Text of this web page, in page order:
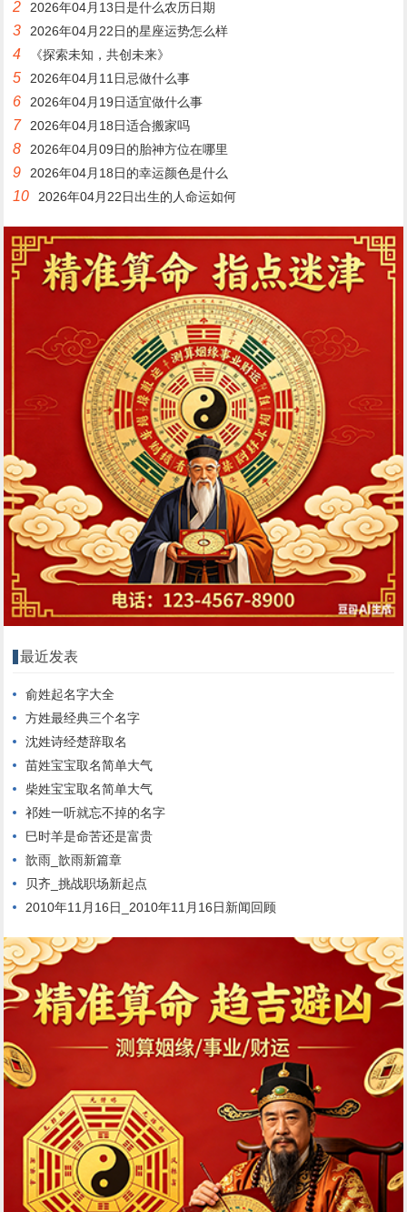
2 2026年04月13日是什么农历日期
3 2026年04月22日的星座运势怎么样
4 《探索未知，共创未来》
5 2026年04月11日忌做什么事
6 2026年04月19日适宜做什么事
7 2026年04月18日适合搬家吗
8 2026年04月09日的胎神方位在哪里
9 2026年04月18日的幸运颜色是什么
10 2026年04月22日出生的人命运如何
最近发表
俞姓起名字大全
方姓最经典三个名字
沈姓诗经楚辞取名
苗姓宝宝取名简单大气
柴姓宝宝取名简单大气
祁姓一听就忘不掉的名字
巳时羊是命苦还是富贵
歆雨_歆雨新篇章
贝齐_挑战职场新起点
2010年11月16日_2010年11月16日新闻回顾